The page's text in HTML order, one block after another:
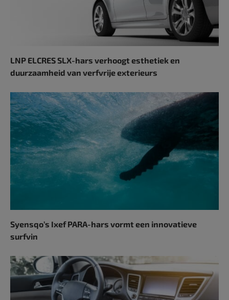
LNP ELCRES SLX-hars verhoogt esthetiek en
duurzaamheid van verfvrije exterieurs
Syensqo’s Ixef PARA-hars vormt een innovatieve
surfvin